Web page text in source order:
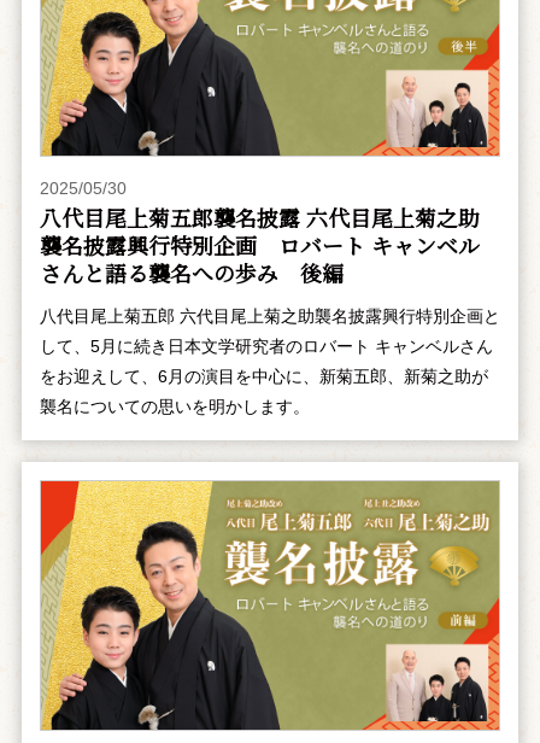
2025/05/30
八代目尾上菊五郎襲名披露 六代目尾上菊之助
襲名披露興行特別企画 ――ロバート キャンベル
さんと語る襲名への歩み 後編
八代目尾上菊五郎 六代目尾上菊之助襲名披露興行特別企画と
して、5月に続き日本文学研究者のロバート キャンベルさん
をお迎えして、6月の演目を中心に、新菊五郎、新菊之助が
襲名についての思いを明かします。